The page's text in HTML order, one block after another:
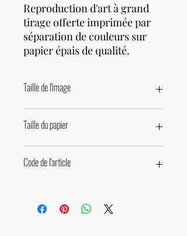
Reproduction d'art à grand
tirage offerte imprimée par
séparation de couleurs sur
papier épais de qualité.
Taille de l'image
Taille du papier
Code de l'article